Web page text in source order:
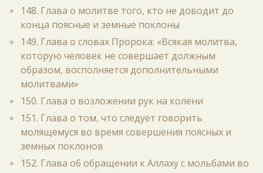
148. Глава о молитве того, кто не доводит до
конца поясные и земные поклоны
149. Глава о словах Пророка: «Всякая молитва,
которую человек не совершает должным
образом, восполняется дополнительными
молитвами»
150. Глава о возложении рук на колени
151. Глава о том, что следует говорить
молящемуся во время совершения поясных и
земных поклонов
152. Глава об обращении к Аллаху с мольбами во